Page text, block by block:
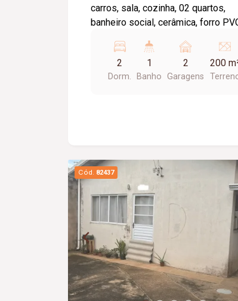
carros, sala, cozinha, 02 quartos,
banheiro social, cerâmica, forro
2
Dorm.
1
Banho
2
Garagens
200
Cód. 82437